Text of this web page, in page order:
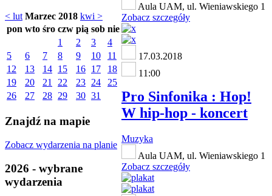
< lut Marzec 2018 kwi >
pon wto śro czw pią sob nie
1
2 3
4
5
6 7 8 9 10
11
12
13 14 15 16 17
18
19
20 21 22 23 24
25
26
27 28 29 30 31
Znajdź na mapie
Zobacz wydarzenia na planie
2026 - wybrane
wydarzenia
Aula UAM, ul. Wieniawskiego 1
Zobacz szczegóły
17.03.2018
11:00
Pro Sinfonika : Hop!
W hip-hop - koncert
Muzyka
Aula UAM, ul. Wieniawskiego 1
Zobacz szczegóły